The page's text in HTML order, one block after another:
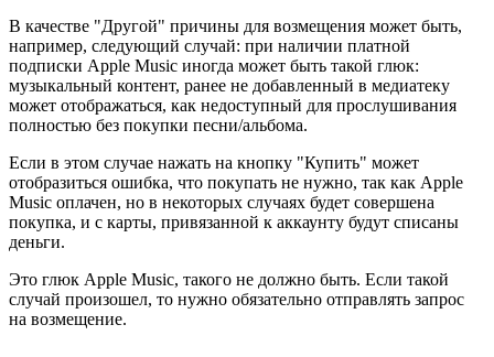
В качестве "Другой" причины для возмещения может быть,
например, следующий случай: при наличии платной
подписки Apple Music иногда может быть такой глюк:
музыкальный контент, ранее не добавленный в медиатеку
может отображаться, как недоступный для прослушивания
полностью без покупки песни/альбома.
Если в этом случае нажать на кнопку "Купить" может
отобразиться ошибка, что покупать не нужно, так как Apple
Music оплачен, но в некоторых случаях будет совершена
покупка, и с карты, привязанной к аккаунту будут списаны
деньги.
Это глюк Apple Music, такого не должно быть. Если такой
случай произошел, то нужно обязательно отправлять запрос
на возмещение.